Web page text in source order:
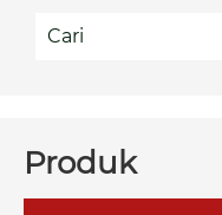
Produk